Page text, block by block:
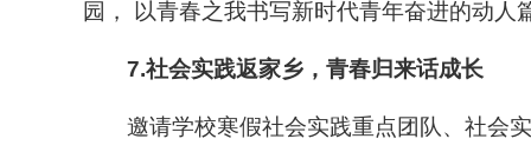
园， 以青春之我书写新时代青年奋进的动人
7.社会实践返家乡，青春归来话成长
邀请学校寒假社会实践重点团队、社会